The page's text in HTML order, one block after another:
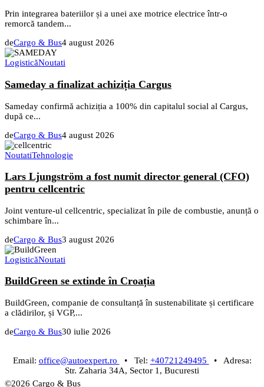
Prin integrarea bateriilor și a unei axe motrice electrice într-o
remorcă tandem...
deCargo & Bus4 august 2026
LogisticăNoutati
Sameday a finalizat achiziția Cargus
Sameday confirmă achiziția a 100% din capitalul social al Cargus,
după ce...
deCargo & Bus4 august 2026
NoutatiTehnologie
Lars Ljungström a fost numit director general (CFO)
pentru cellcentric
Joint venture-ul cellcentric, specializat în pile de combustie, anunță o
schimbare în...
deCargo & Bus3 august 2026
LogisticăNoutati
BuildGreen se extinde în Croația
BuildGreen, companie de consultanță în sustenabilitate și certificare
a clădirilor, și VGP,...
deCargo & Bus30 iulie 2026
Email: office@autoexpert.ro • Tel: +40721249495
• Adresa:
Str. Zaharia 34A, Sector 1, Bucuresti
©2026 Cargo & Bus